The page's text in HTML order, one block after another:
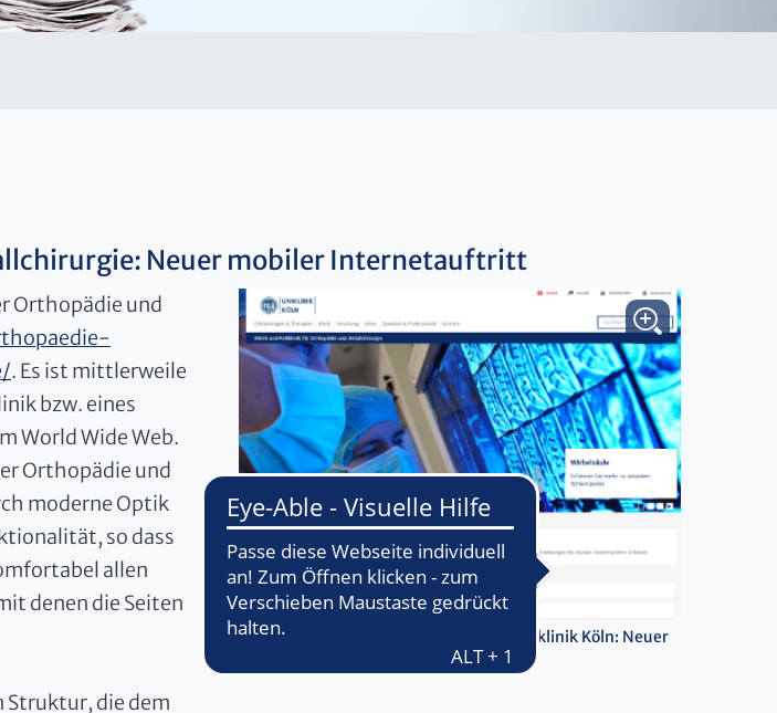
Neuer mobiler Internetauftritt
Orthopädie und Unfallchirurgie der Uniklinik Köln: Neuer
Orthopädie und
. Es ist mittlerweile
bzw. eines
World Wide Web.
Orthopädie und
moderne Optik
so dass
allen
denen die Seiten
Struktur, die dem